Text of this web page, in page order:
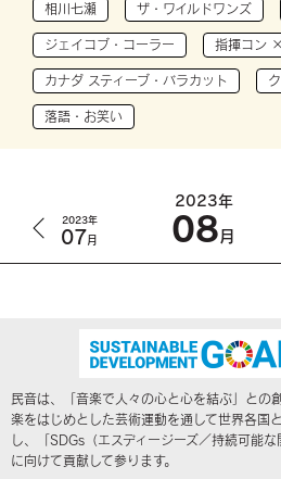
相川七瀬 ザ・ワイルドワンズ
ジェイコブ・コーラー 指揮コン
カナダ スティーブ・バラカット
落語・お笑い
2023年
07月
2023年
08月
民音は、「音楽で人々の心と心を結ぶ」との
楽をはじめとした芸術運動を通して世界各国
し、「SDGs（エスディージーズ／持続可能
に向けて貢献して参ります。